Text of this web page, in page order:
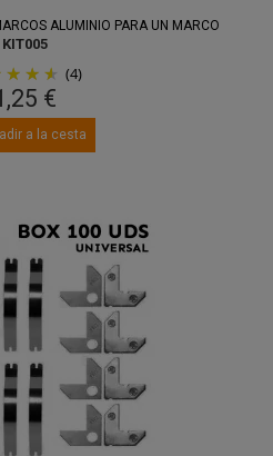
ALUMINIO PARA UN MARCO
KIT005
(4)
€
a la cesta